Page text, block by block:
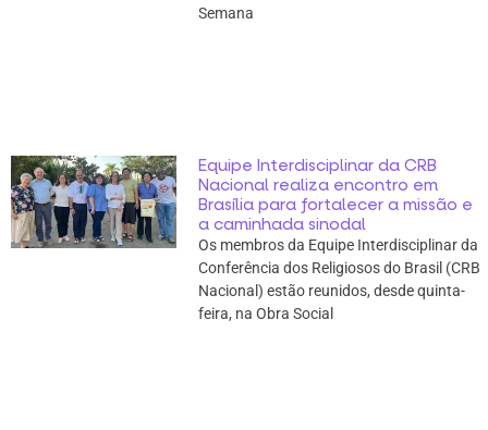
Semana
Equipe Interdisciplinar da CRB
Nacional realiza encontro em
Brasília para fortalecer a missão e
a caminhada sinodal
Os membros da Equipe Interdisciplinar da
Conferência dos Religiosos do Brasil (CRB
Nacional) estão reunidos, desde quinta-
feira, na Obra Social